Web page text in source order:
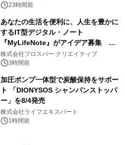
会、大学芋スティックの振る舞いも～
23時間前
あなたの生活を便利に、人生を豊かに
するIT型デジタル・ノート
『MyLifeNote』がアイデア募集 優
秀賞100名に1年間無償試用
株式会社プロスパー クリエイティブ
3時間前
加圧ポンプ一体型で炭酸保持をサポー
ト 「DIONYSOS シャンパンストッパ
ー」を8/4発売
株式会社ライフエキスパート
1時間前